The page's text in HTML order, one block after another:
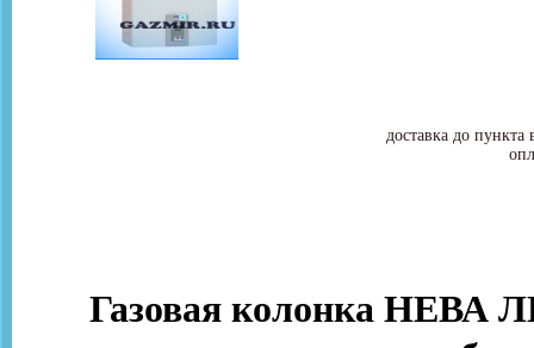
доставка до
Газовая колонка НЕВА